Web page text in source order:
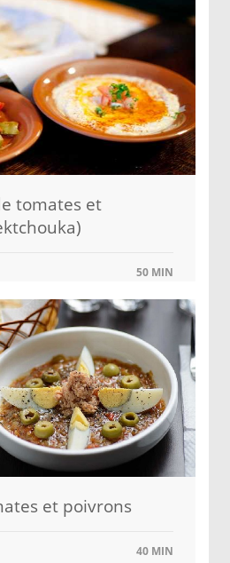
tomates et
50 MIN
et poivrons
40 MIN